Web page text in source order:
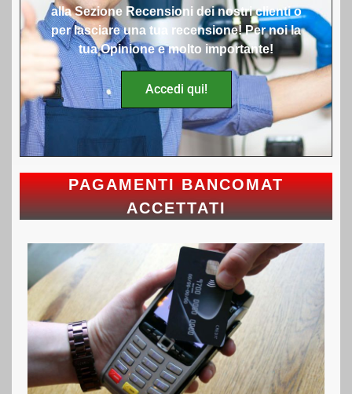
alla Sezione Recensioni dei nostri clienti o
per lasciare una tua recensione! Per noi la
tua Opinione e molto importante!
Accedi qui!
PAGAMENTI BANCOMAT
ACCETTATI